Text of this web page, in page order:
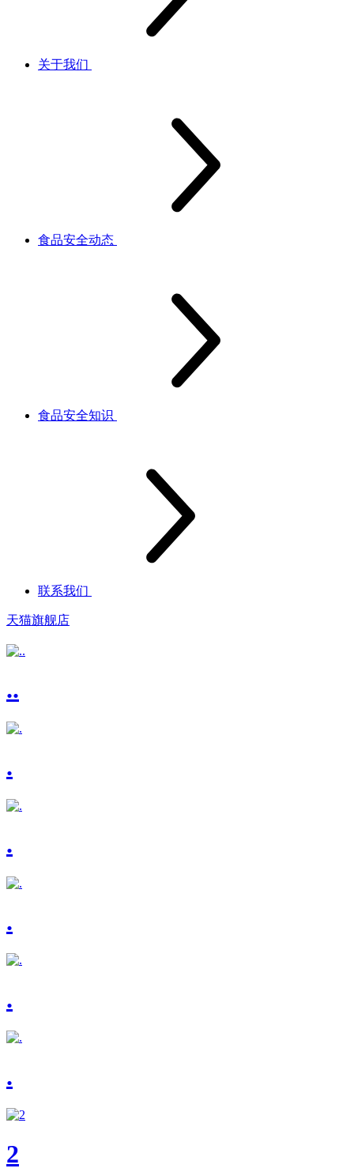
关于我们
食品安全动态
食品安全知识
联系我们
天猫旗舰店
..
.
.
.
.
.
2